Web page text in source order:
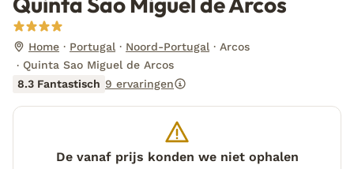
Home Portugal Noord-Portugal
Arcos
Quinta Sao Miguel de Arcos
8.3 Fantastisch 9 ervaringen
De vanaf prijs konden we niet ophalen